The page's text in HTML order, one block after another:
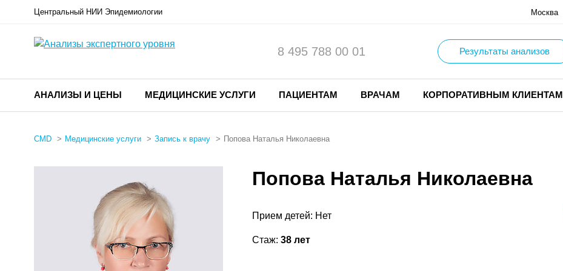
Центральный НИИ Эпидемиологии Москва
8 495 788 00 01 Результаты анализов
АНАЛИЗЫ И ЦЕНЫ МЕДИЦИНСКИЕ УСЛУГИ ПАЦИЕНТАМ ВРАЧАМ КОРПОРАТИВНЫМ КЛИЕНТАМ
CMD Медицинские услуги Запись к врачу Попова Наталья Николаевна
Попова Наталья Николаевна
Прием детей: Нет
Стаж: 38 лет